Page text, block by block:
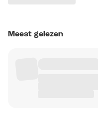
Meest gelezen